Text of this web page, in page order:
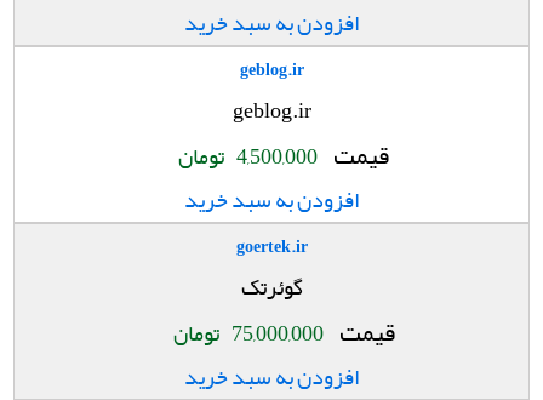
افزودن به سبد خرید
geblog.ir
geblog.ir
قیمت 4,500,000 تومان
افزودن به سبد خرید
goertek.ir
گوئرتک
قیمت 75,000,000 تومان
افزودن به سبد خرید